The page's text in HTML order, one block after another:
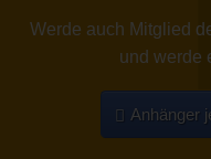
Werde auch Mitglied
und werde
Anhänger